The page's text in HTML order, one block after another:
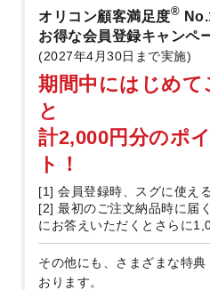
オリコン顧客満足度®
お得な会員登録キャンペ
(2027年4月30日まで実施)
期間中にはじめて
と
計2,000円分のポ
ト！
[1] 会員登録時、スグに使え
[2] 最初のご注文納品時に届
にお答えいただくとさらに
その他にも、さまざまな特
おります。